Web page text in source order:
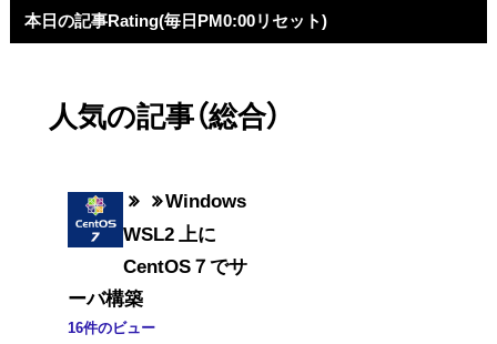
本日の記事Rating(毎日PM0:00リセット)
人気の記事（総合）
Windows
WSL2 上に
CentOS７でサ
ーバ構築
16件のビュー